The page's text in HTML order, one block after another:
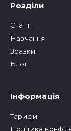
Розділи
Статтi
Навчання
Зразки
Блог
Інформація
Тарифи
Політика